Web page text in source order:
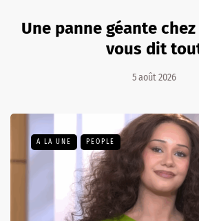
Une panne géante
vous dit
5 août 2026
A LA UNE PEOPLE